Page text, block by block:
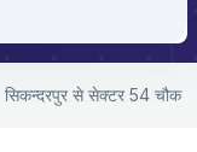
सिकन्दरपुर से सेक्टर 54 चौक